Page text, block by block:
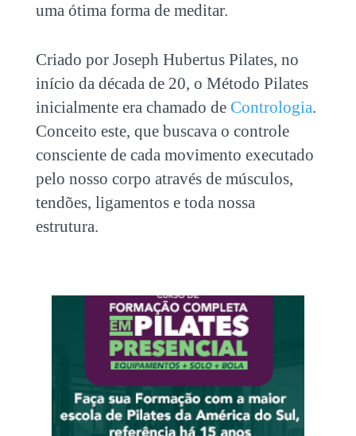
uma ótima forma de meditar.
Criado por Joseph Hubertus Pilates, no
início da década de 20, o Método Pilates
inicialmente era chamado de Contrologia.
Conceito este, que buscava o controle
consciente de cada movimento executado
pelo nosso corpo através de músculos,
tendões, ligamentos e toda nossa
estrutura.